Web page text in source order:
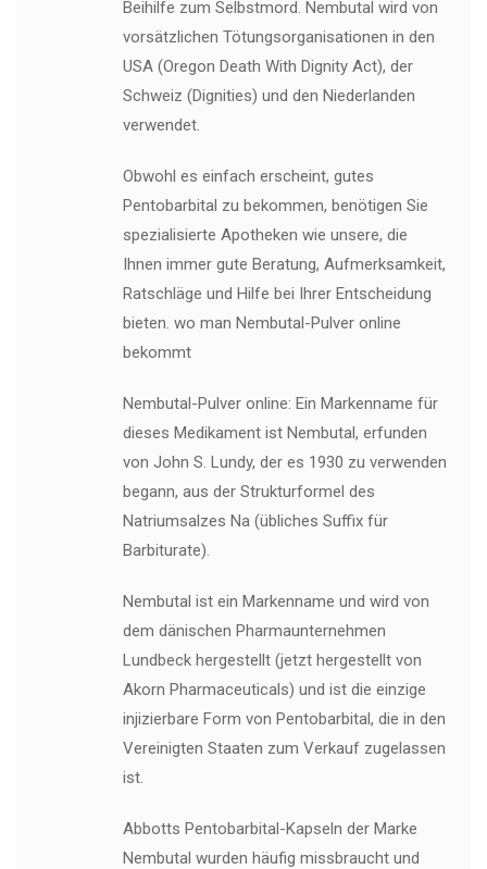
Beihilfe zum Selbstmord. Nembutal wird von
vorsätzlichen Tötungsorganisationen in den
USA (Oregon Death With Dignity Act), der
Schweiz (Dignities) und den Niederlanden
verwendet.
Obwohl es einfach erscheint, gutes
Pentobarbital zu bekommen, benötigen Sie
spezialisierte Apotheken wie unsere, die
Ihnen immer gute Beratung, Aufmerksamkeit,
Ratschläge und Hilfe bei Ihrer Entscheidung
bieten. wo man Nembutal-Pulver online
bekommt
Nembutal-Pulver online: Ein Markenname für
dieses Medikament ist Nembutal, erfunden
von John S. Lundy, der es 1930 zu verwenden
begann, aus der Strukturformel des
Natriumsalzes Na (übliches Suffix für
Barbiturate).
Nembutal ist ein Markenname und wird von
dem dänischen Pharmaunternehmen
Lundbeck hergestellt (jetzt hergestellt von
Akorn Pharmaceuticals) und ist die einzige
injizierbare Form von Pentobarbital, die in den
Vereinigten Staaten zum Verkauf zugelassen
ist.
Abbotts Pentobarbital-Kapseln der Marke
Nembutal wurden häufig missbraucht und